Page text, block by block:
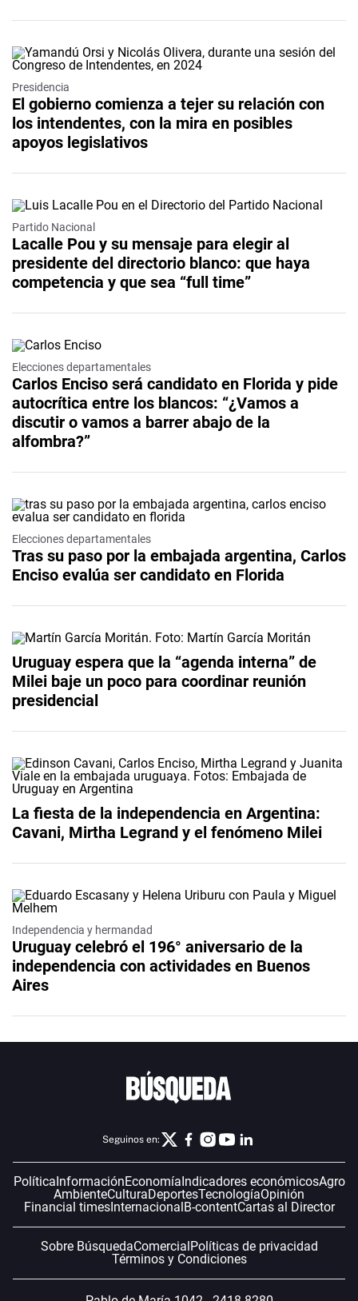
Presidencia
El gobierno comienza a tejer su relación con
los intendentes, con la mira en posibles
apoyos legislativos
Partido Nacional
Lacalle Pou y su mensaje para elegir al
presidente del directorio blanco: que haya
competencia y que sea “full time”
Elecciones departamentales
Carlos Enciso será candidato en Florida y pide
autocrítica entre los blancos: “¿Vamos a
discutir o vamos a barrer abajo de la
alfombra?”
Elecciones departamentales
Tras su paso por la embajada argentina, Carlos
Enciso evalúa ser candidato en Florida
Uruguay espera que la “agenda interna” de
Milei baje un poco para coordinar reunión
presidencial
La fiesta de la independencia en Argentina:
Cavani, Mirtha Legrand y el fenómeno Milei
Independencia y hermandad
Uruguay celebró el 196° aniversario de la
independencia con actividades en Buenos
Aires
Seguinos en:
Política InformaciónEconomía Indicadores económicosAgro
AmbienteCulturaDeportesTecnologíaOpinión
Financial timesInternacional B-contentCartas al Director
Sobre BúsquedaComercial Políticas de privacidad
Términos y Condiciones